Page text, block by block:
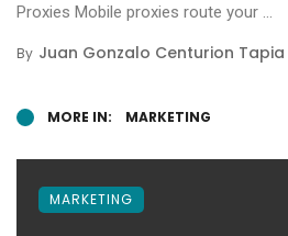
Proxies Mobile proxies route your ...
By Juan Gonzalo Centurion Tapia
MORE IN: MARKETING
MARKETING